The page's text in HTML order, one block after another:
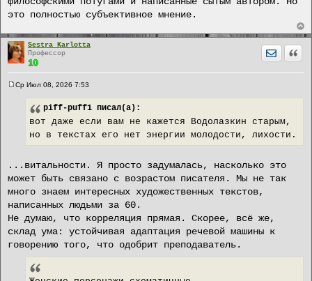
е
это полностью субъективное мнение.
Sestra Karlotta
Профессор
Ср Июл 08, 2026 7:53
piff-puff1 писал(а):
вот даже если вам не кажется Водолазкин старым,
но в текстах его нет энергии молодости, лихости.
...витальности. Я просто задумалась, насколько это
может быть связано с возрастом писателя. Мы не так
много знаем интересных художественных текстов,
написанных людьми за 60.
Не думаю, что корреляция прямая. Скорее, всё же,
склад ума: устойчивая адаптация речевой машины к
говорению того, что одобрит преподаватель.